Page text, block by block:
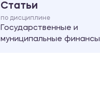
Статьи
по дисциплине
Государственные и
муниципальные финансы